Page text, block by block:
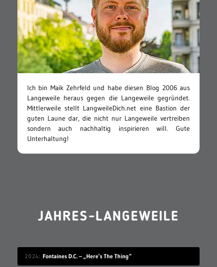
Ich bin Maik Zehrfeld und habe diesen Blog 2006 aus
Langeweile heraus gegen die Langeweile gegründet.
Mittlerweile stellt LangweileDich.net eine Bastion der
guten Laune dar, die nicht nur Langeweile vertreiben
sondern auch nachhaltig inspirieren will. Gute
Unterhaltung!
JAHRES-LANGEWEILE
2024 Fontaines D.C. – „Here’s The Thing“